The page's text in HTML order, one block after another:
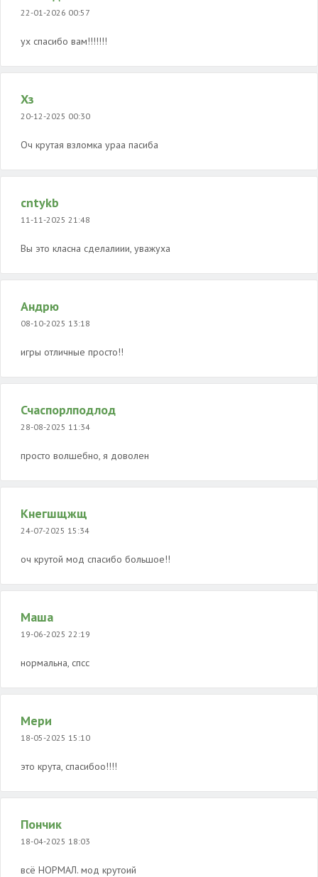
22-01-2026 00:57
ух спасибо вам!!!!!!!
Хз
20-12-2025 00:30
Оч крутая взломка ураа пасиба
cntykb
11-11-2025 21:48
Вы это класна сделалиии, уважуха
Андрю
08-10-2025 13:18
игры отличные просто!!
Счаспорлподлод
28-08-2025 11:34
просто волшебно, я доволен
Кнегшщжщ
24-07-2025 15:34
оч крутой мод спасибо большое!!
Маша
19-06-2025 22:19
нормальна, спсс
Мери
18-05-2025 15:10
это крута, спасибоо!!!!
Пончик
18-04-2025 18:03
всё НОРМАЛ. мод крутоий